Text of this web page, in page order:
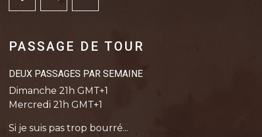
PASSAGE DE TOUR
DEUX PASSAGES PAR SEMAINE
Dimanche 21h GMT+1
Mercredi 21h GMT+1
Si je suis pas trop bourré...